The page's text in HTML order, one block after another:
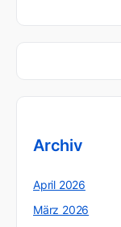
Archiv
April 2026
März 2026